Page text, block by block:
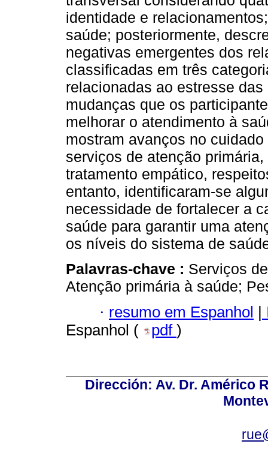
identidade e
saúde; posteriormente,
negativas emergentes dos
classificadas em três
relacionadas ao estresse
mudanças que os
melhorar o atendimento à
mostram avanços no
serviços de atenção
tratamento empático,
entanto, identificaram-se
necessidade de fortalecer a
saúde para garantir uma
os níveis do sistema de
Palavras-chave : Serviços
Atenção primária à saúde;
· resumo em Espanhol |
Espanhol (
pdf )
Dirección: Av. Dr. Américo